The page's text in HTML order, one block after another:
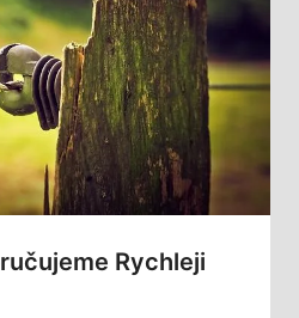
Rychleji